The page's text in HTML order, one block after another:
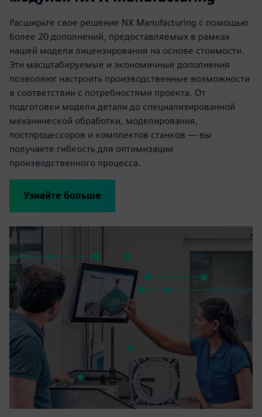
Расширьте свое решение NX Manufacturing с помощью
более 20 дополнений, предоставляемых в рамках
нашей модели лицензирования на основе стоимости.
Эти масштабируемые и экономичные дополнения
позволяют настроить производственные возможности
в соответствии с потребностями проекта. От
подготовки модели детали до специализированной
механической обработки, моделирования,
постпроцессоров и комплектов станков — вы
получаете гибкость для оптимизации
производственного процесса.
Узнайте больше